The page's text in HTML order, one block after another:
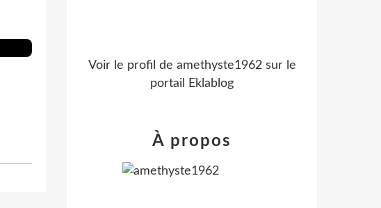
Voir le profil de amethyste1962sur le
portail Eklablog
À propos